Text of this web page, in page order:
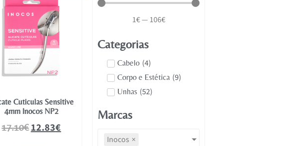
Cuticulas Sensitive
4mm Inocos NP2
17.10€12.83€
1€— 106€
Categorias
Cabelo (4)
Corpo e Estética (9)
Unhas (52)
Marcas
Inocos ×